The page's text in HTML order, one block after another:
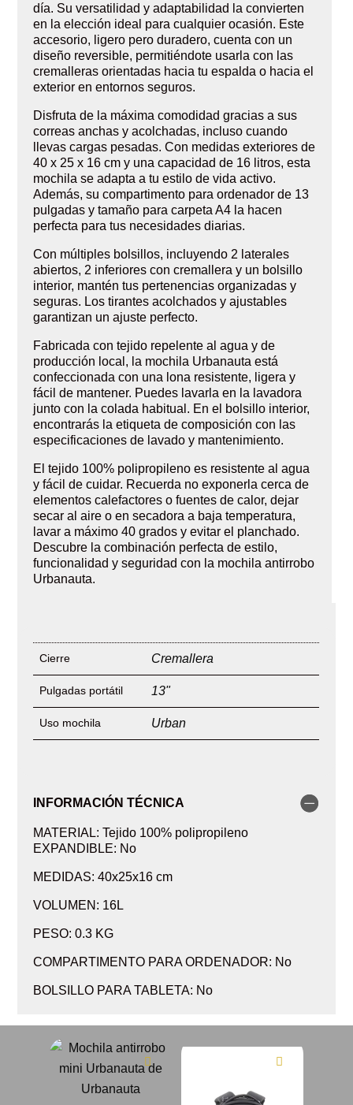
día. Su versatilidad y adaptabilidad la convierten
en la elección ideal para cualquier ocasión. Este
accesorio, ligero pero duradero, cuenta con un
diseño reversible, permitiéndote usarla con las
cremalleras orientadas hacia tu espalda o hacia el
exterior en entornos seguros.
Disfruta de la máxima comodidad gracias a sus
correas anchas y acolchadas, incluso cuando
llevas cargas pesadas. Con medidas exteriores de
40 x 25 x 16 cm y una capacidad de 16 litros, esta
mochila se adapta a tu estilo de vida activo.
Además, su compartimento para ordenador de 13
pulgadas y tamaño para carpeta A4 la hacen
perfecta para tus necesidades diarias.
Con múltiples bolsillos, incluyendo 2 laterales
abiertos, 2 inferiores con cremallera y un bolsillo
interior, mantén tus pertenencias organizadas y
seguras. Los tirantes acolchados y ajustables
garantizan un ajuste perfecto.
Fabricada con tejido repelente al agua y de
producción local, la mochila Urbanauta está
confeccionada con una lona resistente, ligera y
fácil de mantener. Puedes lavarla en la lavadora
junto con la colada habitual. En el bolsillo interior,
encontrarás la etiqueta de composición con las
especificaciones de lavado y mantenimiento.
El tejido 100% polipropileno es resistente al agua
y fácil de cuidar. Recuerda no exponerla cerca de
elementos calefactores o fuentes de calor, dejar
secar al aire o en secadora a baja temperatura,
lavar a máximo 40 grados y evitar el planchado.
Descubre la combinación perfecta de estilo,
funcionalidad y seguridad con la mochila antirrobo
Urbanauta.
Cierre Cremallera
Pulgadas portátil 13"
Uso mochila Urban
INFORMACIÓN TÉCNICA
MATERIAL: Tejido 100% polipropileno
EXPANDIBLE: No
MEDIDAS: 40x25x16 cm
VOLUMEN: 16L
PESO: 0.3 KG
COMPARTIMENTO PARA ORDENADOR: No
BOLSILLO PARA TABLETA: No